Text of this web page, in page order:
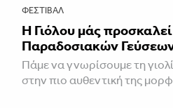
ΦΕΣΤΙΒΑΛ
Η Γιόλου μάς
Παραδοσιακών
Πάμε να γνωρίσουμε τη
στην πιο αυθεντική της